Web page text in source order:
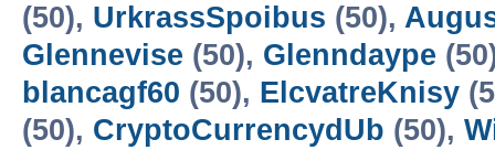
(50), UrkrassSpoibus (50),
Glennevise (50), Glenndaype
blancagf60 (50), ElcvatreKnisy
(50), CryptoCurrencydUb (50),